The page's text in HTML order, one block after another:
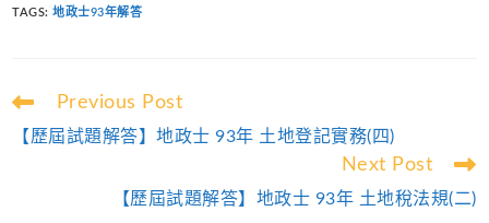
TAGS:地政士93年解答
Read
articles
Previous Post
【歷屆試題解答】地政士 93年 土地登記實務(四)
Next Post
【歷屆試題解答】地政士 93年 土地稅法規(二)